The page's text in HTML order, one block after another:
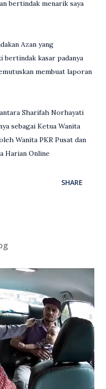
bertindak menarik saya
Azan yang
bertindak kasar padanya
membuat laporan
Sharifah Norhayati
sebagai Ketua Wanita
Wanita PKR Pusat dan
Harian Online
SHARE